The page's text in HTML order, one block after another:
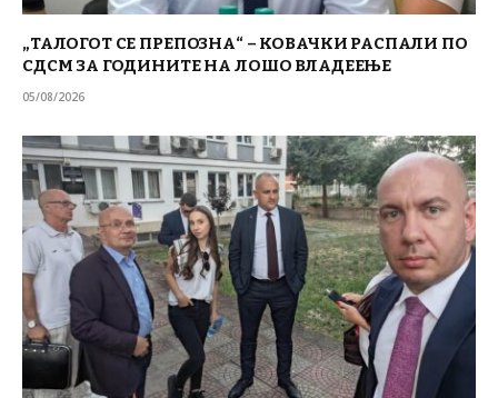
„ТАЛОГОТ СЕ ПРЕПОЗНА“ – КОВАЧКИ РАСПАЛИ ПО
СДСМ ЗА ГОДИНИТЕ НА ЛОШО ВЛАДЕЕЊЕ
05/08/2026